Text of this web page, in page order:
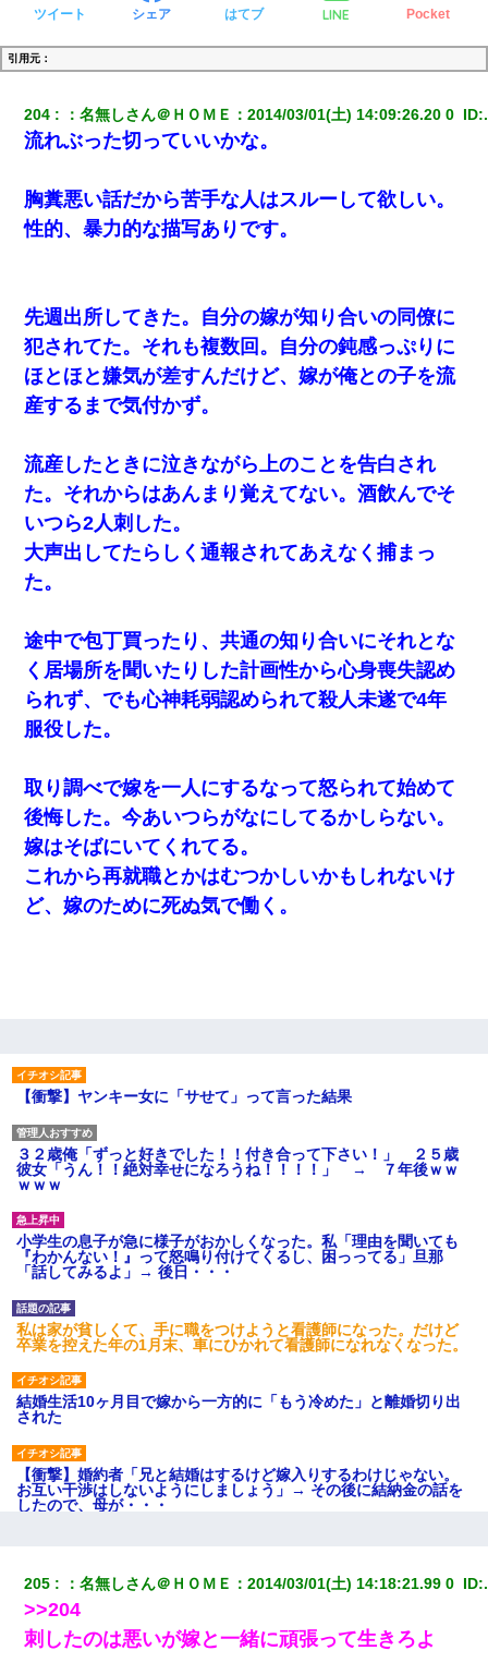
ツイート シェア はてブ LINE Pocket
引用元：
204 ：名無しさん＠ＨＯＭＥ ：2014/03/01(土) 14:09:26.20 0 ID:
流れぶった切っていいかな。
胸糞悪い話だから苦手な人はスルーして欲しい。
性的、暴力的な描写ありです。
先週出所してきた。自分の嫁が知り合いの同僚に
犯されてた。それも複数回。自分の鈍感っぷりに
ほとほと嫌気が差すんだけど、嫁が俺との子を流
産するまで気付かず。
流産したときに泣きながら上のことを告白され
た。それからはあんまり覚えてない。酒飲んでそ
いつら2人刺した。
大声出してたらしく通報されてあえなく捕まっ
た。
途中で包丁買ったり、共通の知り合いにそれとな
く居場所を聞いたりした計画性から心身喪失認め
られず、でも心神耗弱認められて殺人未遂で4年
服役した。
取り調べで嫁を一人にするなって怒られて始めて
後悔した。今あいつらがなにしてるかしらない。
嫁はそばにいてくれてる。
これから再就職とかはむつかしいかもしれないけ
ど、嫁のために死ぬ気で働く。
【衝撃】ヤンキー女に「サせて」って言った結果
３２歳俺「ずっと好きでした！！付き合って下さい！」 ２５歳
彼女「うん！！絶対幸せになろうね！！！！」 → ７年後ｗｗ
ｗｗｗ
小学生の息子が急に様子がおかしくなった。私「理由を聞いても
『わかんない！』って怒鳴り付けてくるし、困っってる」旦那
「話してみるよ」→ 後日・・・
私は家が貧しくて、手に職をつけようと看護師になった。だけど
卒業を控えた年の1月末、車にひかれて看護師になれなくなった。
結婚生活10ヶ月目で嫁から一方的に「もう冷めた」と離婚切り出
された
【衝撃】婚約者「兄と結婚はするけど嫁入りするわけじゃない。
お互い干渉はしないようにしましょう」→ その後に結納金の話を
したので、母が・・・
れて無事婚約破棄・・・
【修羅場】彼女親「カスな家柄のヤツなんかと家族になるのはご
めんだ」俺「じゃあ別れます…」→ 彼女「なんで言い返してくれ
205 ：名無しさん＠ＨＯＭＥ ：2014/03/01(土) 14:18:21.99 0 ID:
>>204
刺したのは悪いが嫁と一緒に頑張って生きろよ